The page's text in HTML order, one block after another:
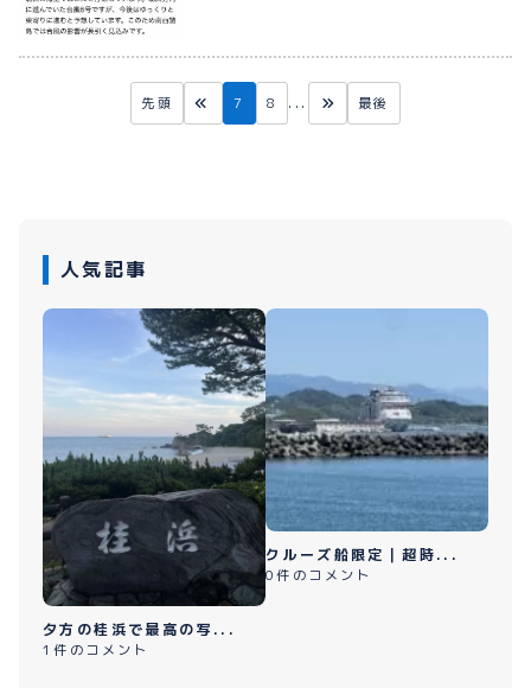
先頭 7 8 ... 最後
人気記事
夕方の桂浜で最高の写...
1件のコメント
クルーズ船限定｜超時...
0件のコメント